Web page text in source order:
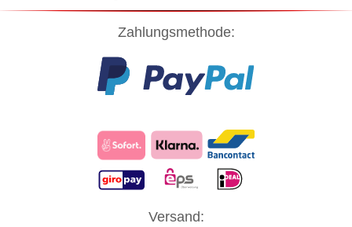
zu Ihren Rechten als Benutzer finden Sie in unserer
Zahlungsmethode:
Versand: